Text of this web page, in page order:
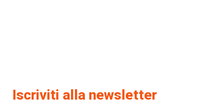
Iscriviti alla newsletter